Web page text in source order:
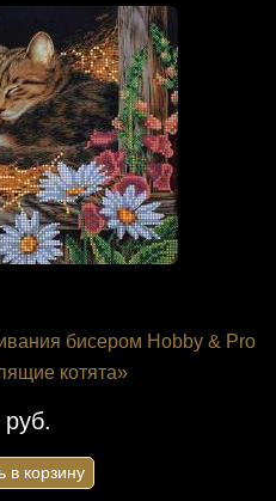
бисером Hobby & Pro
котята»
в корзину